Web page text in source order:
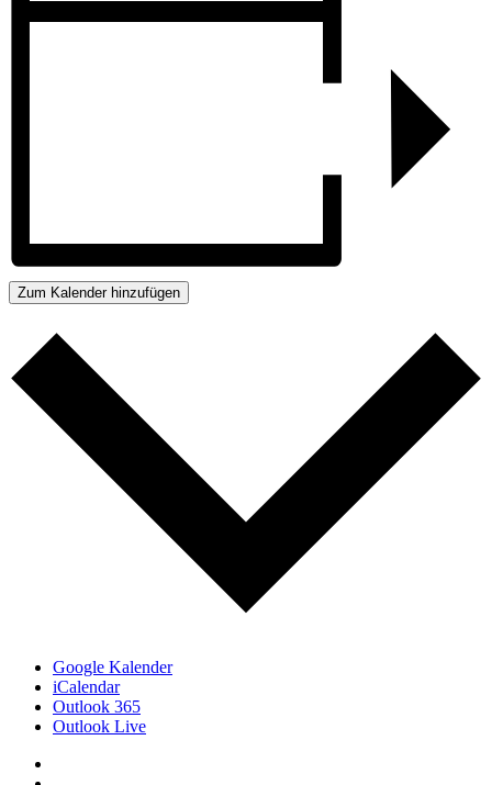
Zum Kalender hinzufügen
Google Kalender
iCalendar
Outlook 365
Outlook Live